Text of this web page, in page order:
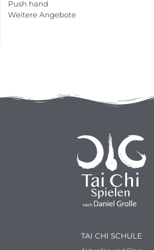
Push hand
Weitere Angebote
TAI CHI SCHULE